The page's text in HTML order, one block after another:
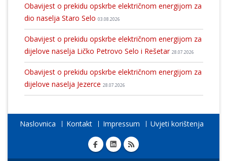
Obavijest o prekidu opskrbe električnom energijom za
dio naselja Staro Selo 03.08.2026
Obavijest o prekidu opskrbe električnom energijom za
dijelove naselja Ličko Petrovo Selo i Rešetar 28.07.2026
Obavijest o prekidu opskrbe električnom energijom za
dijelove naselja Jezerce 28.07.2026
Naslovnica Kontakt Impressum Uvjeti korištenja